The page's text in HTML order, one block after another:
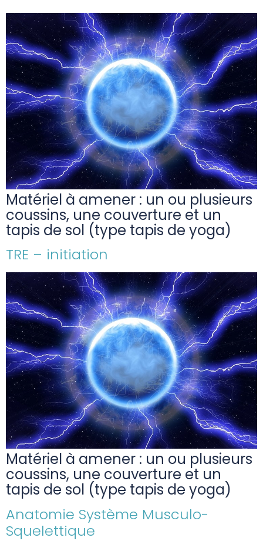
Matériel à amener : un ou plusieurs
coussins, une couverture et un
tapis de sol (type tapis de yoga)
TRE – initiation
Matériel à amener : un ou plusieurs
coussins, une couverture et un
tapis de sol (type tapis de yoga)
Anatomie Système Musculo-
Squelettique